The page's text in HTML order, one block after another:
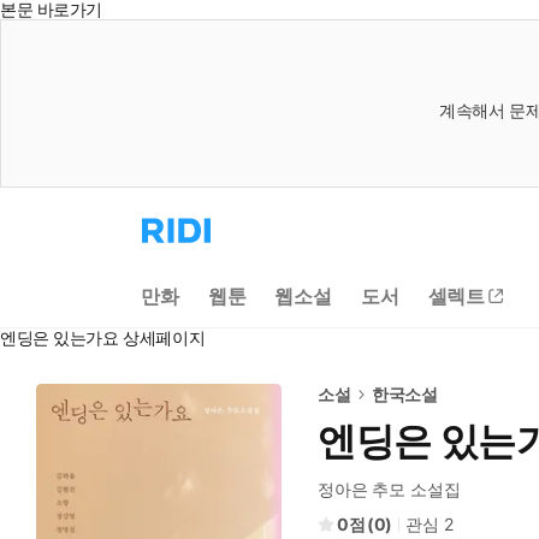
본문 바로가기
계속해서 문
리
디
으
로
동
만화 웹툰 웹소설 도서 셀렉트
엔딩은 있는가요 상세페이지
소설 한국소설
엔딩은 있는
정아은 추모 소설집
0
(0) 관심 2